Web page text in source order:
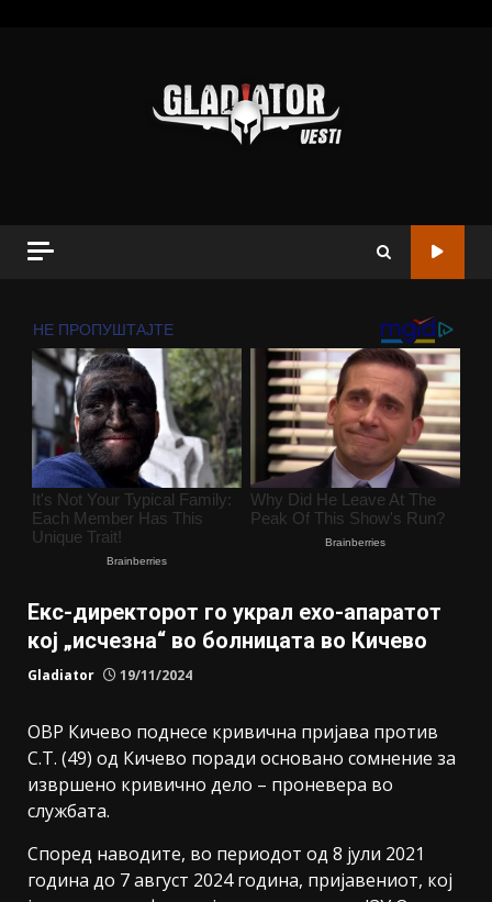
Екс-директорот го украл ехо-апаратот
кој „исчезна“ во болницата во Кичево
Gladiator 19/11/2024
ОВР Кичево поднесе кривична пријава против
С.Т. (49) од Кичево поради основано сомнение за
извршено кривично дело – проневера во
службата.
Според наводите, во периодот од 8 јули 2021
година до 7 август 2024 година, пријавениот, кој